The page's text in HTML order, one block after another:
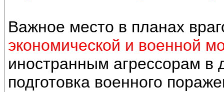
Важное место в планах
экономической и военной
иностранным агрессорам
подготовка военного